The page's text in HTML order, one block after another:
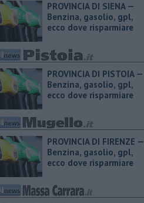
PROVINCIA DI SIENA — ​
Benzina, gasolio, gpl,
ecco dove risparmiare
PROVINCIA DI PISTOIA — ​
Benzina, gasolio, gpl,
ecco dove risparmiare
PROVINCIA DI FIRENZE — ​
Benzina, gasolio, gpl,
ecco dove risparmiare